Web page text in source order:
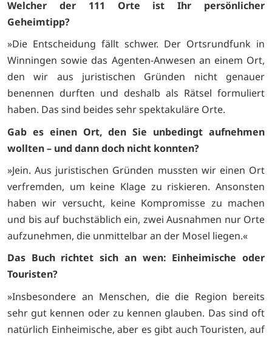
Welcher der 111 Orte ist Ihr persönlicher
Geheimtipp?
»Die Entscheidung fällt schwer. Der Ortsrundfunk in
Winningen sowie das Agenten-Anwesen an einem Ort,
den wir aus juristischen Gründen nicht genauer
benennen durften und deshalb als Rätsel formuliert
haben. Das sind beides sehr spektakuläre Orte.
Gab es einen Ort, den Sie unbedingt aufnehmen
wollten – und dann doch nicht konnten?
»Jein. Aus juristischen Gründen mussten wir einen Ort
verfremden, um keine Klage zu riskieren. Ansonsten
haben wir versucht, keine Kompromisse zu machen
und bis auf buchstäblich ein, zwei Ausnahmen nur Orte
aufzunehmen, die unmittelbar an der Mosel liegen.«
Das Buch richtet sich an wen: Einheimische oder
Touristen?
»Insbesondere an Menschen, die die Region bereits
sehr gut kennen oder zu kennen glauben. Das sind oft
natürlich Einheimische, aber es gibt auch Touristen, auf